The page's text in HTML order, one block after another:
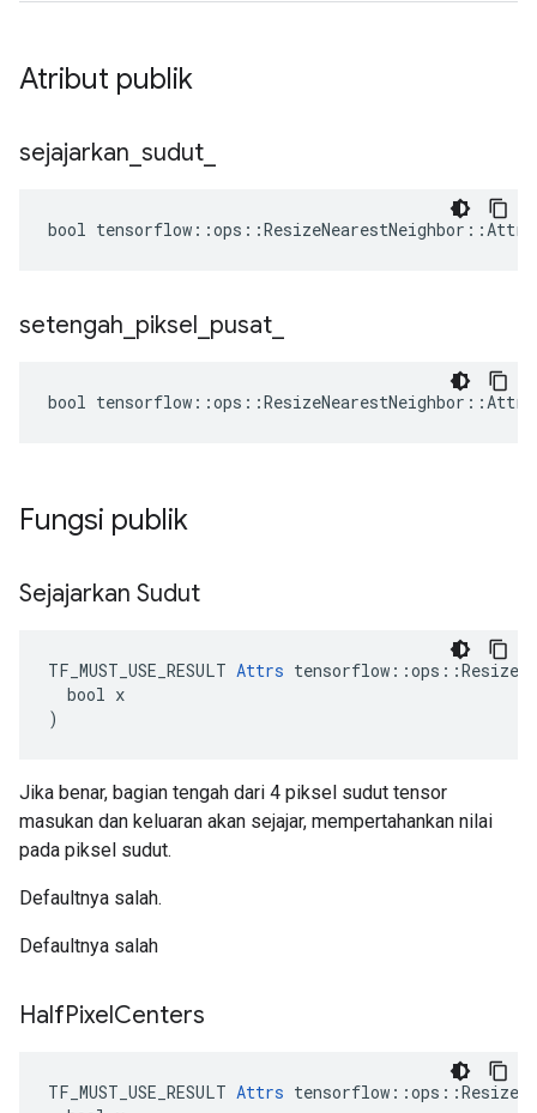
Atribut publik
sejajarkan sudut
bool
setengah piksel pusat
bool
Fungsi publik
Sejajarkan Sudut
TF_MUST_USE_RESULT Attrs
  bool x
)
Jika benar, bagian tengah dari 4 piksel sudut tensor
masukan dan keluaran akan sejajar, mempertahankan nilai
pada piksel sudut.
Defaultnya salah.
Defaultnya salah
HalfPixelCenters
TF_MUST_USE_RESULT Attrs